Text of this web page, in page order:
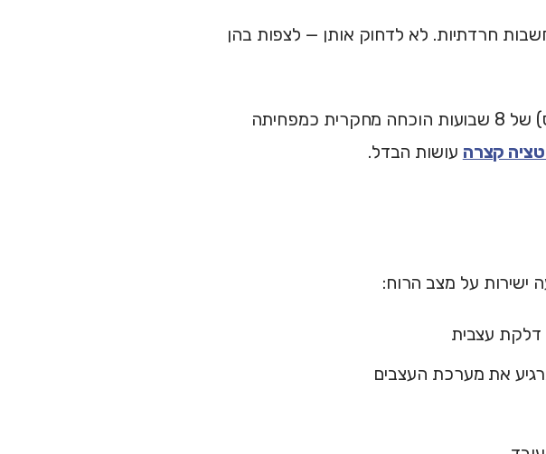
חרדתיות. לא לדחוק אותן — לצפות בהן
תוכנית MBSR (הפחתת סטרס מבוססת מיינדפולנס) של 8 שבועות הוכחה מחקרית כמפחיתה
קצרה עושות הבדל.
ישירות על מצב הרוח:
דלקת עצבית
את מערכת העצבים